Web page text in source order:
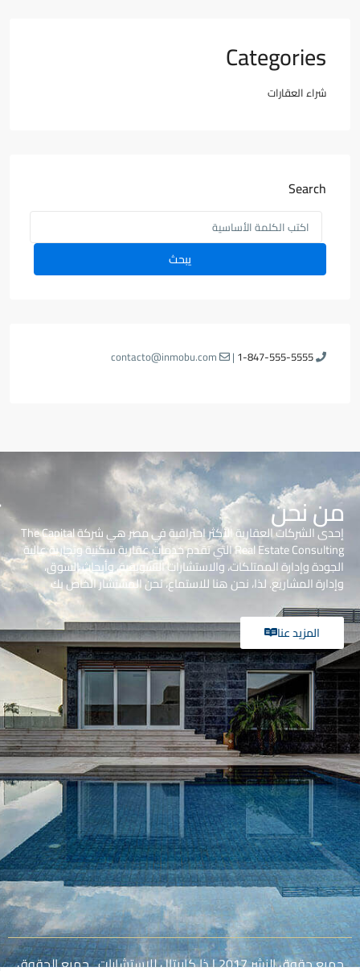
Categories
شراء العقارات
Search
يبحث
1-847-555-5555
|
من نحن إحدى الشركات العقارية الأكثر احترافية في مصر هي شركة The Capital
Real Estate Consulting التي تقدم خدمات عقارية سكنية وتجارية عالية
الجودة وإدارة الممتلكات، والاستشارات التسويقية، وأبحاث السوق،
وإدارة المشاريع. لذا، نحن هنا للاستماع، نحن المستشار الخاص بك
المزيد عنا
جميع حقوق النشر 2017 | ذا كابيتال للاستشارات . جميع الحقوق